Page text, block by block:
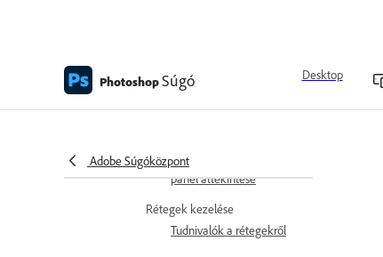
PhotoshopSúgó Desktop
Adobe Súgóközpont
Effektusok alkalmazása
Árnyalatproblémák és
Az Effects (Effektusok)
panel áttekintése
Rétegek kezelése
Tudnivalók a rétegekről